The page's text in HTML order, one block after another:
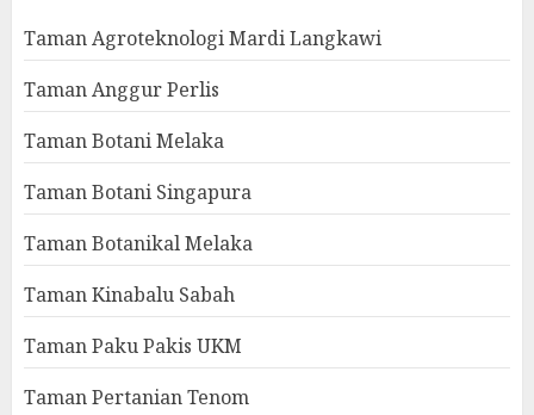
Taman Agroteknologi Mardi Langkawi
Taman Anggur Perlis
Taman Botani Melaka
Taman Botani Singapura
Taman Botanikal Melaka
Taman Kinabalu Sabah
Taman Paku Pakis UKM
Taman Pertanian Tenom